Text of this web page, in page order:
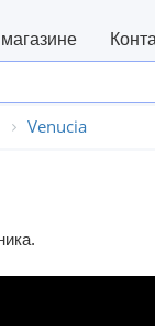
Venucia